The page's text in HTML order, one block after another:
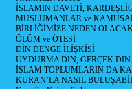
İSLAMIN DAVETİ,
MÜSLÜMANLAR ve
BİRLİĞİMİZE NEDEN
ÖLÜM ve ÖTESİ
DİN DENGE İLİŞKİSİ
UYDURMA DİN, GERÇEK DİN
İSLAM TOPLUMLARIN DA
KURAN’LA NASIL